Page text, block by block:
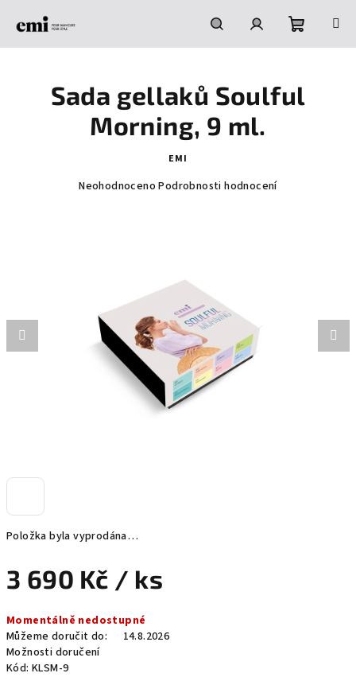
HledatPřihlášeníNákupní
košík
Položka byla vyprodána…
3 690 Kč / ks
cena:
Momentálně nedostupné
Můžeme doručit do:
14.8.2026
Možnosti doručení
Kód: KLSM-9
Sada gellaků Soulful
Morning, 9 ml.
EMI
Průměrné
Neohodnoceno Podrobnosti hodnocení